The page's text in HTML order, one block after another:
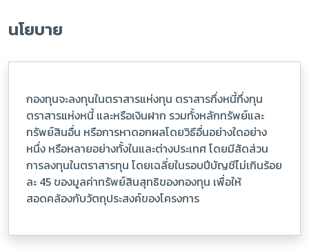
นโยบาย
กองทุนจะลงทุนในตราสารแห่งทุน ตราสารกึ่งหนี้กึ่งทุน
ตราสารแห่งหนี้ และหรือเงินฝาก รวมทั้งหลักทรัพย์และ
ทรัพย์สินอื่น หรือการหาดอกผลโดยวิธีอื่นอย่างใดอย่าง
หนึ่ง หรือหลายอย่างทั้งในและต่างประเทศ โดยมีสัดส่วน
การลงทุนในตราสารทุน โดยเฉลี่ยในรอบปีบัญชีไม่เกินร้อย
ละ 45 ของมูลค่าทรัพย์สินสุทธิของกองทุน เพื่อให้
สอดคล้องกับวัตถุประสงค์ของโครงการ